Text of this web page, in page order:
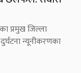
प्रमुख जिल्ला
न्यूनीकरणका